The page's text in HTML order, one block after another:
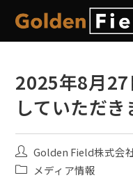
2025年8月
していただき
Golden Field株式会
メディア情報